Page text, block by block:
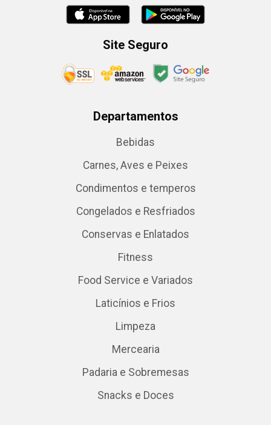
Site Seguro
Departamentos
Bebidas
Carnes, Aves e Peixes
Condimentos e temperos
Congelados e Resfriados
Conservas e Enlatados
Fitness
Food Service e Variados
Laticínios e Frios
Limpeza
Mercearia
Padaria e Sobremesas
Snacks e Doces